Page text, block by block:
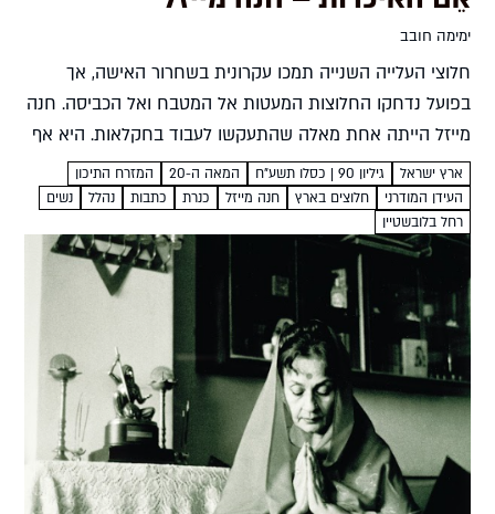
ימימה חובב
חלוצי העלייה השנייה תמכו עקרונית בשחרור האישה, אך
בפועל נדחקו החלוצות המעטות אל המטבח ואל הכביסה. חנה
מייזל הייתה אחת מאלה שהתעקשו לעבוד בחקלאות. היא אף
פעלה במודע כדי לסלול דרך לנשים אחרות, והמוסדות
שהקימה מופיעים...
ארץ ישראל גיליון 90 | כסלו תשע"ח המאה ה-20
המזרח התיכון
העידן המודרני
חלוצים בארץ חנה מייזל כנרת כתבות נהלל
נשים
רחל בלובשטיין